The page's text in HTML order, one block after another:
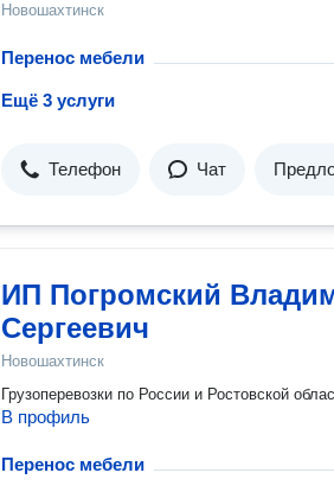
Новошахтинск
Перенос мебели
Ещё 3 услуги
Телефон Чат
ИП Погромский
Сергеевич
Новошахтинск
Грузоперевозки по России и Ростовской
В профиль
Перенос мебели